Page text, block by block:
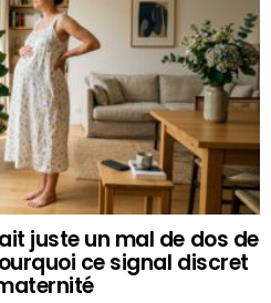
juste un mal de dos de
ce signal discret